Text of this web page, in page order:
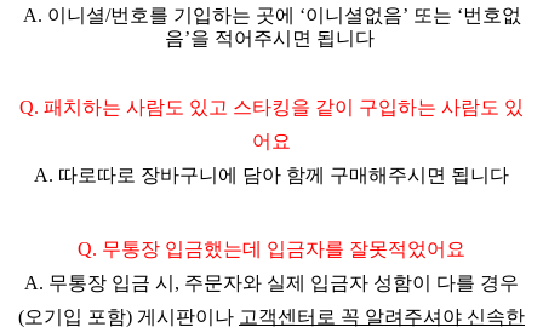
A. 이니셜/번호를 기입하는 곳에 ‘이니셜없음’ 또는 ‘번호없
음’을 적어주시면 됩니다
Q. 패치하는 사람도 있고 스타킹을 같이 구입하는 사람도 있
어요
A. 따로따로 장바구니에 담아 함께 구매해주시면 됩니다
Q. 무통장 입금했는데 입금자를 잘못적었어요
A. 무통장 입금 시, 주문자와 실제 입금자 성함이 다를 경우
(오기입 포함) 게시판이나 고객센터로 꼭 알려주셔야 신속한